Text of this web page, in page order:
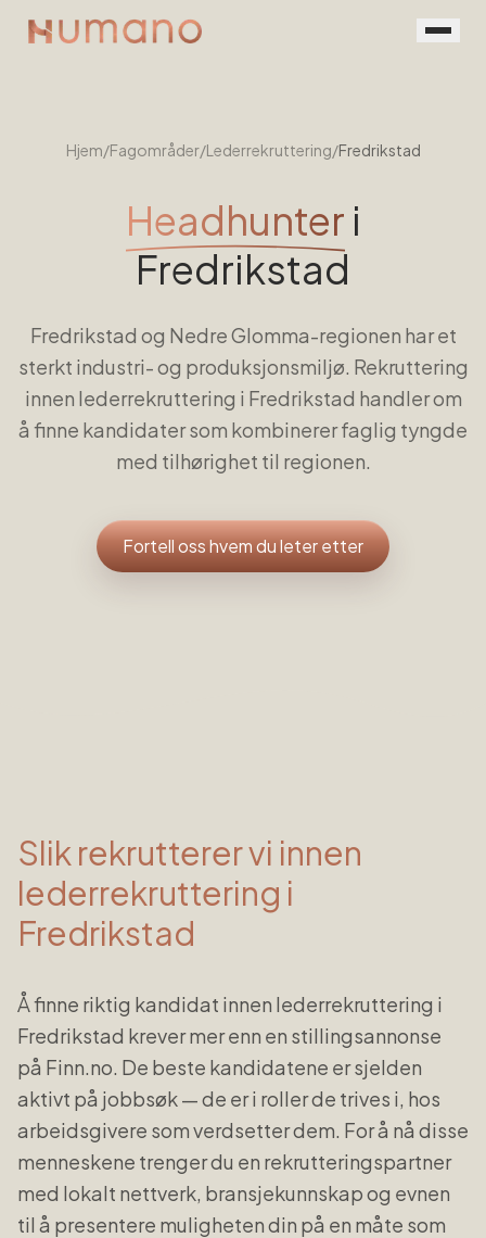
Book en prat
Hjem/Fagområder/Lederrekruttering/Fredrikstad
Headhunter i
Fredrikstad
Fredrikstad og Nedre Glomma-regionen har et
sterkt industri- og produksjonsmiljø. Rekruttering
innen lederrekruttering i Fredrikstad handler om
å finne kandidater som kombinerer faglig tyngde
med tilhørighet til regionen.
Fortell oss hvem du leter etter
Slik rekrutterer vi innen
lederrekruttering i
Fredrikstad
Å finne riktig kandidat innen lederrekruttering i
Fredrikstad krever mer enn en stillingsannonse
på Finn.no. De beste kandidatene er sjelden
aktivt på jobbsøk — de er i roller de trives i, hos
arbeidsgivere som verdsetter dem. For å nå disse
menneskene trenger du en rekrutteringspartner
med lokalt nettverk, bransjekunnskap og evnen
til å presentere muligheten din på en måte som